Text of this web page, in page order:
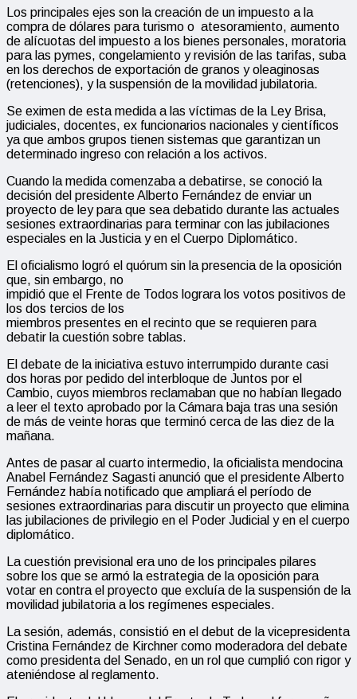
Los principales ejes son la creación de un impuesto a la
compra de dólares para turismo o atesoramiento, aumento
de alícuotas del impuesto a los bienes personales, moratoria
para las pymes, congelamiento y revisión de las tarifas, suba
en los derechos de exportación de granos y oleaginosas
(retenciones), y la suspensión de la movilidad jubilatoria.
Se eximen de esta medida a las víctimas de la Ley Brisa,
judiciales, docentes, ex funcionarios nacionales y científicos
ya que ambos grupos tienen sistemas que garantizan un
determinado ingreso con relación a los activos.
Cuando la medida comenzaba a debatirse, se conoció la
decisión del presidente Alberto Fernández de enviar un
proyecto de ley para que sea debatido durante las actuales
sesiones extraordinarias para terminar con las jubilaciones
especiales en la Justicia y en el Cuerpo Diplomático.
El oficialismo logró el quórum sin la presencia de la oposición
que, sin embargo, no
impidió que el Frente de Todos lograra los votos positivos de
los dos tercios de los
miembros presentes en el recinto que se requieren para
debatir la cuestión sobre tablas.
El debate de la iniciativa estuvo interrumpido durante casi
dos horas por pedido del interbloque de Juntos por el
Cambio, cuyos miembros reclamaban que no habían llegado
a leer el texto aprobado por la Cámara baja tras una sesión
de más de veinte horas que terminó cerca de las diez de la
mañana.
Antes de pasar al cuarto intermedio, la oficialista mendocina
Anabel Fernández Sagasti anunció que el presidente Alberto
Fernández había notificado que ampliará el período de
sesiones extraordinarias para discutir un proyecto que elimina
las jubilaciones de privilegio en el Poder Judicial y en el cuerpo
diplomático.
La cuestión previsional era uno de los principales pilares
sobre los que se armó la estrategia de la oposición para
votar en contra el proyecto que excluía de la suspensión de la
movilidad jubilatoria a los regímenes especiales.
La sesión, además, consistió en el debut de la vicepresidenta
Cristina Fernández de Kirchner como moderadora del debate
como presidenta del Senado, en un rol que cumplió con rigor y
ateniéndose al reglamento.